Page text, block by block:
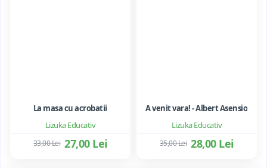
Lizuka Educativ
La masa cu acrobatii
27,00 Lei
33,00 Lei
Lizuka Educativ
A venit vara! - Albert Asensio
28,00 Lei
35,00 Lei